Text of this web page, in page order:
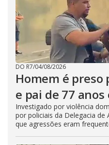
DO R7/04/08/2026
Homem é
e pai de 77 anos
Investigado por violência
por policiais da Delegacia
que agressões eram